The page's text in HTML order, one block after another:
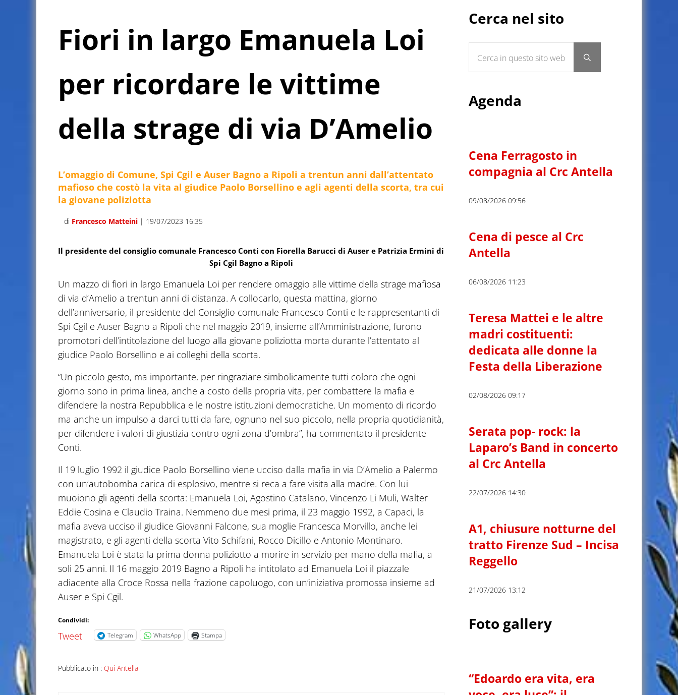
Fiori in largo Emanuela Loi
per ricordare le vittime
della strage di via D’Amelio
L’omaggio di Comune, Spi Cgil e Auser Bagno a Ripoli a trentun anni dall’attentato
mafioso che costò la vita al giudice Paolo Borsellino e agli agenti della scorta, tra cui
la giovane poliziotta
di Francesco Matteini | 19/07/2023 16:35
Il presidente del consiglio comunale Francesco Conti con Fiorella Barucci di Auser e Patrizia Ermini di
Spi Cgil Bagno a Ripoli
Un mazzo di fiori in largo Emanuela Loi per rendere omaggio alle vittime della strage mafiosa
di via d’Amelio a trentun anni di distanza. A collocarlo, questa mattina, giorno
dell’anniversario, il presidente del Consiglio comunale Francesco Conti e le rappresentanti di
Spi Cgil e Auser Bagno a Ripoli che nel maggio 2019, insieme all’Amministrazione, furono
promotori dell’intitolazione del luogo alla giovane poliziotta morta durante l’attentato al
giudice Paolo Borsellino e ai colleghi della scorta.
“Un piccolo gesto, ma importante, per ringraziare simbolicamente tutti coloro che ogni
giorno sono in prima linea, anche a costo della propria vita, per combattere la mafia e
difendere la nostra Repubblica e le nostre istituzioni democratiche. Un momento di ricordo
ma anche un impulso a darci tutti da fare, ognuno nel suo piccolo, nella propria quotidianità,
per difendere i valori di giustizia contro ogni zona d’ombra”, ha commentato il presidente
Conti.
Il 19 luglio 1992 il giudice Paolo Borsellino viene ucciso dalla mafia in via D’Amelio a Palermo
con un’autobomba carica di esplosivo, mentre si reca a fare visita alla madre. Con lui
muoiono gli agenti della scorta: Emanuela Loi, Agostino Catalano, Vincenzo Li Muli, Walter
Eddie Cosina e Claudio Traina. Nemmeno due mesi prima, il 23 maggio 1992, a Capaci, la
mafia aveva ucciso il giudice Giovanni Falcone, sua moglie Francesca Morvillo, anche lei
magistrato, e gli agenti della scorta Vito Schifani, Rocco Dicillo e Antonio Montinaro.
Emanuela Loi è stata la prima donna poliziotto a morire in servizio per mano della mafia, a
soli 25 anni. Il 16 maggio 2019 Bagno a Ripoli ha intitolato ad Emanuela Loi il piazzale
adiacente alla Croce Rossa nella frazione capoluogo, con un’iniziativa promossa insieme ad
Auser e Spi Cgil.
Condividi:
Tweet Telegram WhatsApp Stampa
Pubblicato in : Qui Antella
Cerca nel sito
Submit search
Agenda
Cena Ferragosto in
compagnia al Crc Antella
09/08/2026 09:56
Cena di pesce al Crc
Antella
06/08/2026 11:23
Teresa Mattei e le altre
madri costituenti:
dedicata alle donne la
Festa della Liberazione
02/08/2026 09:17
Serata pop- rock: la
Laparo’s Band in concerto
al Crc Antella
22/07/2026 14:30
A1, chiusure notturne del
tratto Firenze Sud – Incisa
Reggello
21/07/2026 13:12
Foto gallery
“Edoardo era vita, era